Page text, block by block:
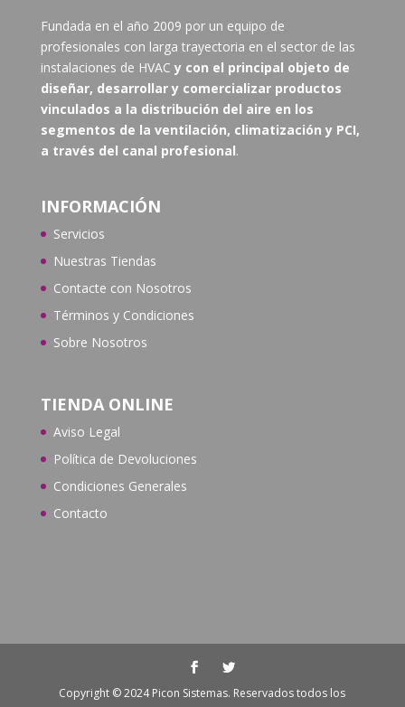
Fundada en el año 2009 por un equipo de
profesionales con larga trayectoria en el sector de las
instalaciones de HVAC y con el principal objeto de
diseñar, desarrollar y comercializar productos
vinculados a la distribución del aire en los
segmentos de la ventilación, climatización y PCI,
a través del canal profesional.
INFORMACIÓN
Servicios
Nuestras Tiendas
Contacte con Nosotros
Términos y Condiciones
Sobre Nosotros
TIENDA ONLINE
Aviso Legal
Política de Devoluciones
Condiciones Generales
Contacto
Copyright © 2024 Picon Sistemas. Reservados todos los